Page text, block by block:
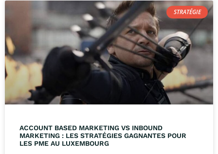
STRATÉGIE
ACCOUNT BASED MARKETING VS INBOUND
MARKETING : LES STRATÉGIES GAGNANTES POUR
LES PME AU LUXEMBOURG